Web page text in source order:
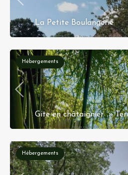
La Petite Boulangerie
La Petite Boulangerie 23 Route de
Hébergements
Gite en châtaignier »
Ancien couvent de Faye 58160
Hébergements